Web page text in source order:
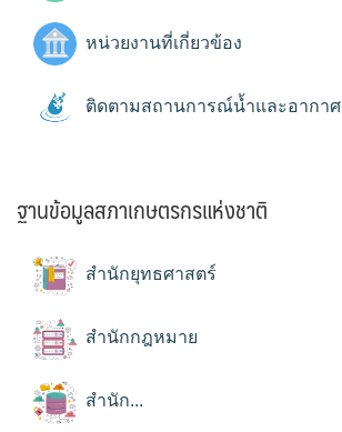
หน่วยงานที่เกี่ยวข้อง
ติดตามสถานการณ์น้ำและอากาศ
ฐานข้อมูลสภาเกษตรกรแห่งชาติ
สำนักยุทธศาสตร์
สำนักกฎหมาย
สำนัก...